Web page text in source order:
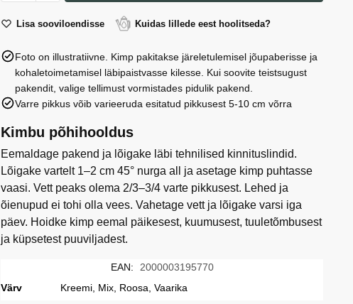
kogusLisa sooviloendisse Kuidas lillede eest hoolitseda?
Foto on illustratiivne. Kimp pakitakse järeletulemisel jõupaberisse ja
kohaletoimetamisel läbipaistvasse kilesse. Kui soovite teistsugust
pakendit, valige tellimust vormistades pidulik pakend.
Varre pikkus võib varieeruda esitatud pikkusest 5-10 cm võrra
Kimbu põhihooldus
Eemaldage pakend ja lõigake läbi tehnilised kinnituslindid.
Lõigake vartelt 1–2 cm 45° nurga all ja asetage kimp puhtasse
vaasi. Vett peaks olema 2/3–3/4 varte pikkusest. Lehed ja
õienupud ei tohi olla vees. Vahetage vett ja lõigake varsi iga
päev. Hoidke kimp eemal päikesest, kuumusest, tuuletõmbusest
ja küpsetest puuviljadest.
EAN:
2000003195770
Värv
Kreemi, Mix, Roosa, Vaarika